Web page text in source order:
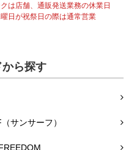
は店舗、通販発送業務の休業日
曜日が祝祭日の際は通常営業
ら探す
サンサーフ）